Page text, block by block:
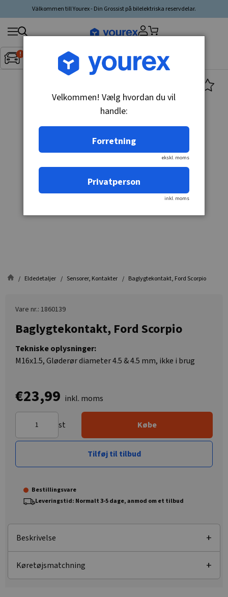
Välkommen till Yourex - Din Grossist på bilelektriska reservdelar.
Inget fordon valt▼
Søg
produkt,
producent,
Eldedetaljer Sensorer, Kontakter Baglygtekontakt, Ford Scorpio
Vare nr.: 1860139
Baglygtekontakt, Ford Scorpio
Tekniske oplysninger:
M16x1.5, Gløderør diameter 4.5 & 4.5 mm, ikke i brug
€23,99 inkl. moms
st Købe
Tilføj til tilbud
Bestillingsvare
Leveringstid: Normalt 3-5 dage, anmod om et tilbud
Beskrivelse
Køretøjsmatchning
Velkommen! Vælg hvordan du vil
handle:
Forretning
ekskl. moms
Privatperson
inkl. moms